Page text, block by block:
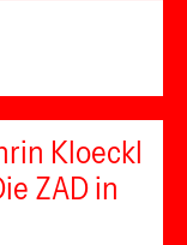
Kloeckl
ZAD in